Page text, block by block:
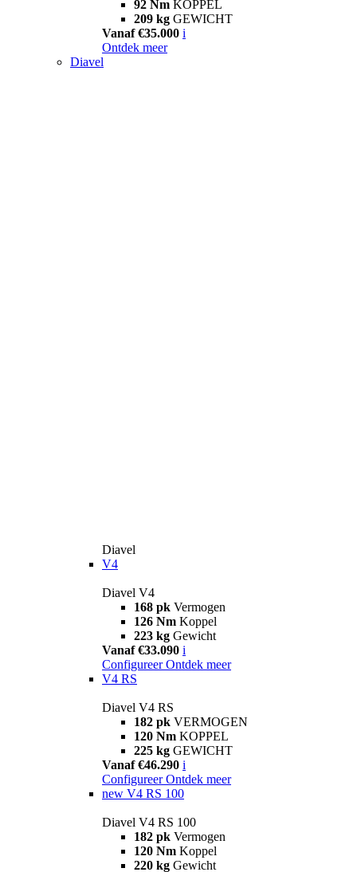
92 Nm KOPPEL
209 kg GEWICHT
Vanaf €35.000 i
Ontdek meer
Diavel
Diavel
V4
Diavel V4
168 pk Vermogen
126 Nm Koppel
223 kg Gewicht
Vanaf €33.090 i
Configureer Ontdek meer
V4 RS
Diavel V4 RS
182 pk VERMOGEN
120 Nm KOPPEL
225 kg GEWICHT
Vanaf €46.290 i
Configureer Ontdek meer
new V4 RS 100
Diavel V4 RS 100
182 pk Vermogen
120 Nm Koppel
220 kg Gewicht